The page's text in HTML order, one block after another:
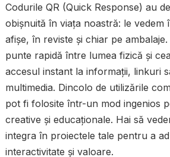
Codurile QR (Quick Response) au
obișnuită în viața noastră: le vedem
afișe, în reviste și chiar pe
punte rapidă între lumea fizică și
accesul instant la informații, linkuri
multimedia. Dincolo de utilizările
pot fi folosite într-un mod ingenios
creative și educaționale. Hai să
integra în proiectele tale pentru a
interactivitate și valoare.